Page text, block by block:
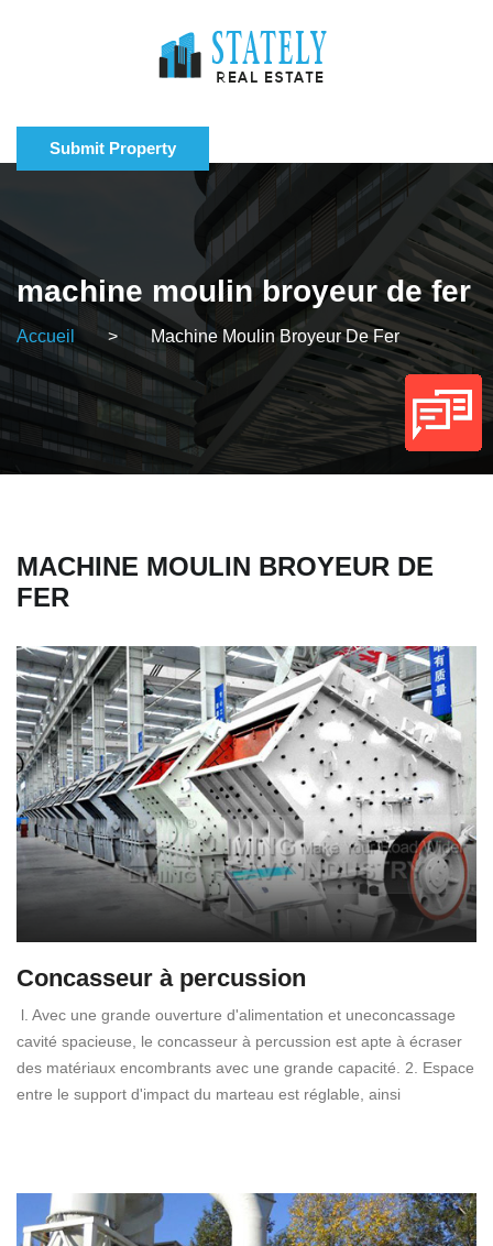
Submit Property
machine moulin broyeur de fer
Accueil > Machine Moulin Broyeur De Fer
MACHINE MOULIN BROYEUR DE
FER
Concasseur à percussion
l. Avec une grande ouverture d'alimentation et uneconcassage
cavité spacieuse, le concasseur à percussion est apte à écraser
des matériaux encombrants avec une grande capacité. 2. Espace
entre le support d'impact du marteau est réglable, ainsi